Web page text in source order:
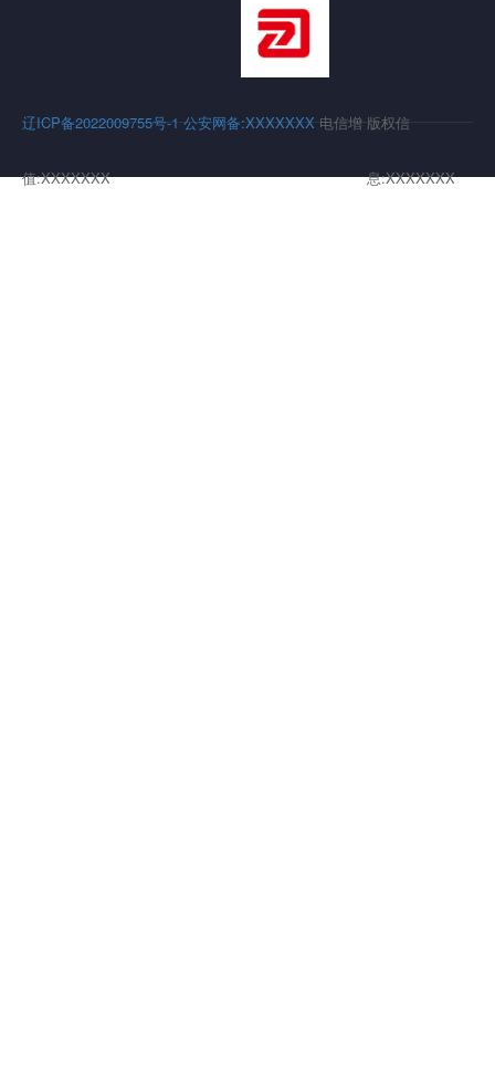
辽ICP备2022009755号-1 公安网备:XXXXXXX 电信增
值:XXXXXXX
版权信
息:XXXXXXX